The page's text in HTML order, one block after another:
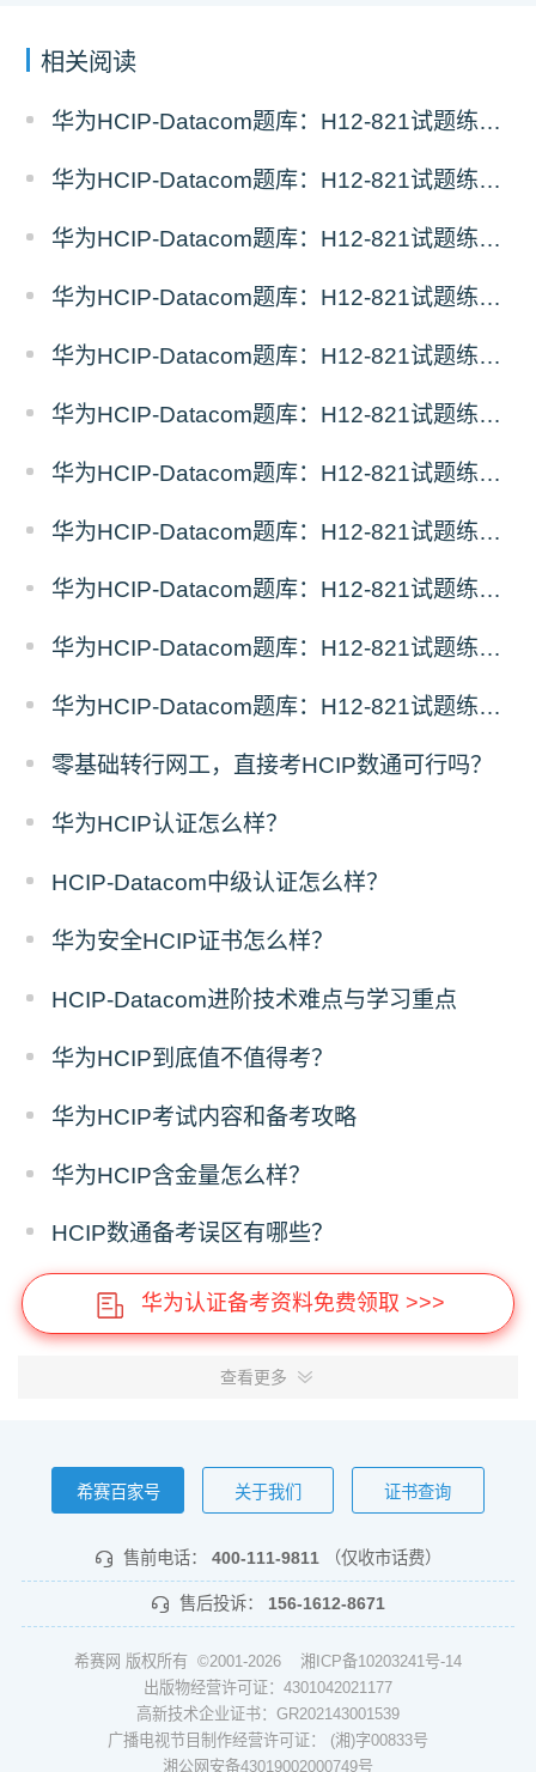
相关阅读
华为HCIP-Datacom题库：H12-821试题练习（11）
华为HCIP-Datacom题库：H12-821试题练习（10）
华为HCIP-Datacom题库：H12-821试题练习（9）
华为HCIP-Datacom题库：H12-821试题练习（8）
华为HCIP-Datacom题库：H12-821试题练习（7）
华为HCIP-Datacom题库：H12-821试题练习（6）
华为HCIP-Datacom题库：H12-821试题练习（5）
华为HCIP-Datacom题库：H12-821试题练习（4）
华为HCIP-Datacom题库：H12-821试题练习（3）
华为HCIP-Datacom题库：H12-821试题练习（2）
华为HCIP-Datacom题库：H12-821试题练习（1）
零基础转行网工，直接考HCIP数通可行吗？
华为HCIP认证怎么样？
HCIP-Datacom中级认证怎么样？
华为安全HCIP证书怎么样？
HCIP-Datacom进阶技术难点与学习重点
华为HCIP到底值不值得考？
华为HCIP考试内容和备考攻略
华为HCIP含金量怎么样？
HCIP数通备考误区有哪些？
华为认证备考资料免费领取 >>>
查看更多
希赛百家号 关于我们 证书查询
售前电话： 400-111-9811 （仅收市话费）
售后投诉： 156-1612-8671
希赛网 版权所有 ©2001-2026 湘ICP备10203241号-14
出版物经营许可证：4301042021177
高新技术企业证书：GR202143001539
广播电视节目制作经营许可证： (湘)字00833号
湘公网安备43019002000749号